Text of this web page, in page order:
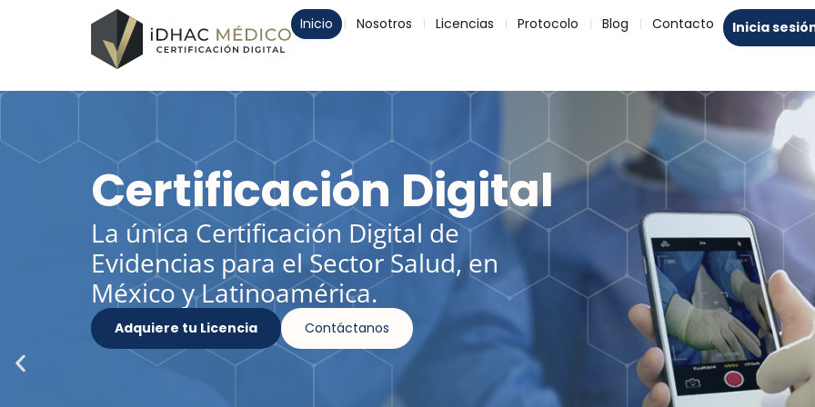
Inicio Nosotros Licencias Protocolo Blog Contacto Inicia
Cero Multas y Riesgos
Evita multas y riesgos legales.
Genera pruebas certificadas
en tiempo real.
Adquiere tu Licencia Contáctanos